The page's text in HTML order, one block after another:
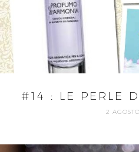
#14 : LE PERLE
2